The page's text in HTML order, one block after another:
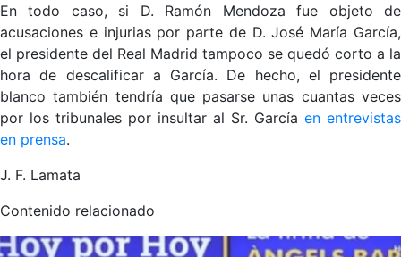
En todo caso, si D. Ramón Mendoza fue objeto de
acusaciones e injurias por parte de D. José María García,
el presidente del Real Madrid tampoco se quedó corto a la
hora de descalificar a García. De hecho, el presidente
blanco también tendría que pasarse unas cuantas veces
por los tribunales por insultar al Sr. García en entrevistas
en prensa.
J. F. Lamata
Contenido relacionado